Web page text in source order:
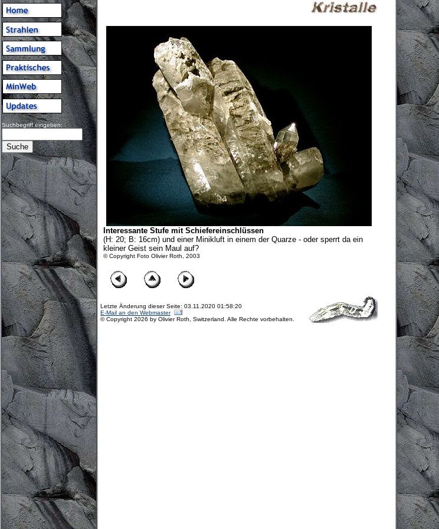
Suchbegriff eingeben:
Interessante Stufe mit Schiefereinschlüssen
(H: 20; B: 16cm) und einer Minikluft in einem der Quarze - oder sperrt da ein
kleiner Geist sein Maul auf?
© Copyright Foto Olivier Roth, 2003
Letzte Änderung dieser Seite: 03.11.2020 01:58:20
E-Mail an den Webmaster
© Copyright 2026 by Olivier Roth, Switzerland. Alle Rechte vorbehalten.